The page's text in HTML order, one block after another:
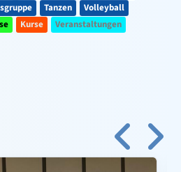
Tanzen
Volleyball
Kurse Veranstaltungen